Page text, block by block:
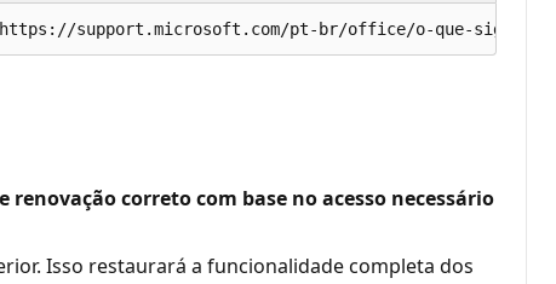
renovação correto com base no acesso necessário
Isso restaurará a funcionalidade completa dos